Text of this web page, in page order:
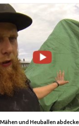
und Heuballen